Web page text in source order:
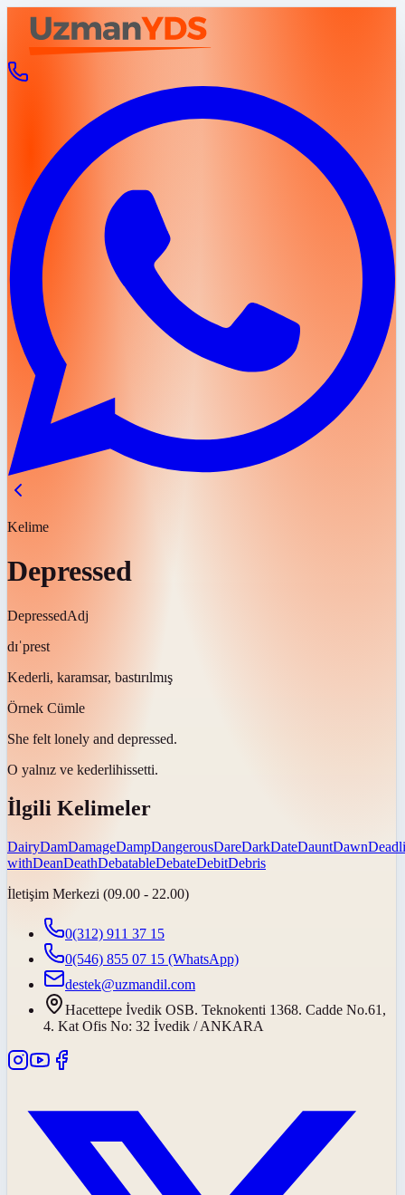
Kelime
Depressed
DepressedAdj
dɪˈprest
Kederli, karamsar, bastırılmış
Örnek Cümle
She felt lonely and depressed.
O yalnız ve kederlihissetti.
İlgili Kelimeler
DairyDamDamageDampDangerousDareDarkDateDauntDawn
withDeanDeathDebatableDebateDebitDebris
İletişim Merkezi (09.00 - 22.00)
0(312) 911 37 15
0(546) 855 07 15 (WhatsApp)
destek@uzmandil.com
Hacettepe İvedik OSB. Teknokenti 1368. Cadde No.61,
4. Kat Ofis No: 32 İvedik / ANKARA